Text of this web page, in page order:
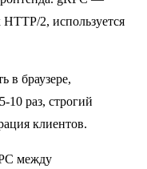
2, используется
в браузере,
10 раз, строгий
клиентов.
между